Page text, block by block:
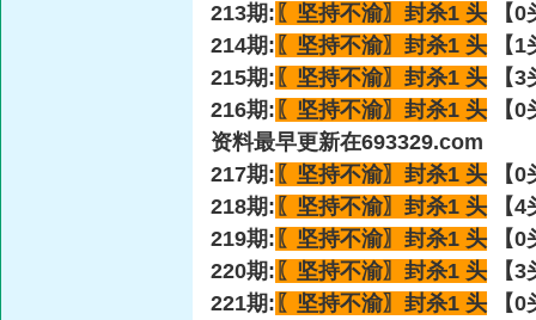
213期: 〖坚持不渝〗 封杀1 头 【0
214期: 〖坚持不渝〗 封杀1 头 【1
215期: 〖坚持不渝〗 封杀1 头 【3
216期: 〖坚持不渝〗 封杀1 头 【0
资料最早更新在693329.com
217期: 〖坚持不渝〗 封杀1 头 【0
218期: 〖坚持不渝〗 封杀1 头 【4
219期: 〖坚持不渝〗 封杀1 头 【0
220期: 〖坚持不渝〗 封杀1 头 【3
221期: 〖坚持不渝〗 封杀1 头 【0